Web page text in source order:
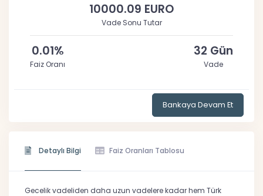
10000.09 EURO
Vade Sonu Tutar
0.01%
Faiz Oranı
32 Gün
Vade
Bankaya Devam Et
Detaylı Bilgi Faiz Oranları Tablosu
Gecelik vadeliden daha uzun vadelere kadar hem Türk